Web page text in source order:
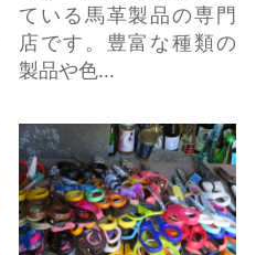
ている馬革製品の専門
店です。豊富な種類の
製品や色…
南会津の縁結びスポッ
ト の詳細はこちら